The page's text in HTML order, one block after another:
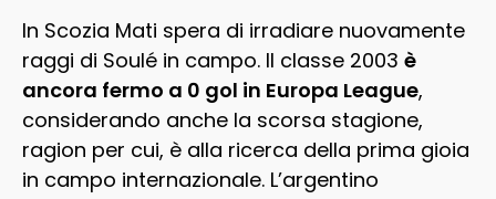
In Scozia Mati spera di irradiare nuovamente
raggi di Soulé in campo. Il classe 2003 è
ancora fermo a 0 gol in Europa League,
considerando anche la scorsa stagione,
ragion per cui, è alla ricerca della prima gioia
in campo internazionale. L’argentino